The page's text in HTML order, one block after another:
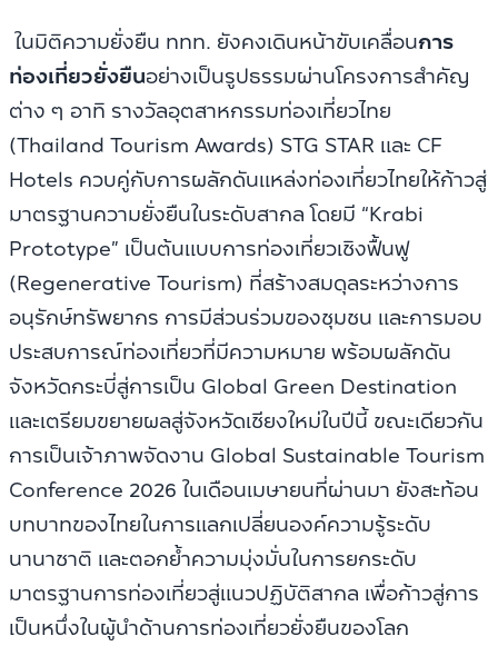
ในมิติความยั่งยืน ททท. ยังคงเดินหน้าขับเคลื่อนการ
ท่องเที่ยวยั่งยืนอย่างเป็นรูปธรรมผ่านโครงการสำคัญ
ต่าง ๆ อาทิ รางวัลอุตสาหกรรมท่องเที่ยวไทย
(Thailand Tourism Awards) STG STAR และ CF
Hotels ควบคู่กับการผลักดันแหล่งท่องเที่ยวไทยให้ก้าวสู่
มาตรฐานความยั่งยืนในระดับสากล โดยมี “Krabi
Prototype” เป็นต้นแบบการท่องเที่ยวเชิงฟื้นฟู
(Regenerative Tourism) ที่สร้างสมดุลระหว่างการ
อนุรักษ์ทรัพยากร การมีส่วนร่วมของชุมชน และการมอบ
ประสบการณ์ท่องเที่ยวที่มีความหมาย พร้อมผลักดัน
จังหวัดกระบี่สู่การเป็น Global Green Destination
และเตรียมขยายผลสู่จังหวัดเชียงใหม่ในปีนี้ ขณะเดียวกัน
การเป็นเจ้าภาพจัดงาน Global Sustainable Tourism
Conference 2026 ในเดือนเมษายนที่ผ่านมา ยังสะท้อน
บทบาทของไทยในการแลกเปลี่ยนองค์ความรู้ระดับ
นานาชาติ และตอกย้ำความมุ่งมั่นในการยกระดับ
มาตรฐานการท่องเที่ยวสู่แนวปฏิบัติสากล เพื่อก้าวสู่การ
เป็นหนึ่งในผู้นำด้านการท่องเที่ยวยั่งยืนของโลก